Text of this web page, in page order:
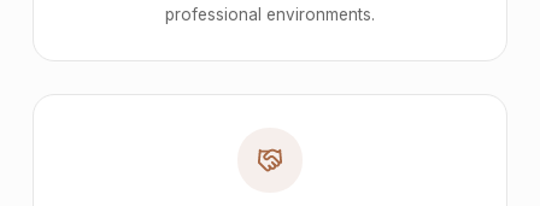
professional environments.